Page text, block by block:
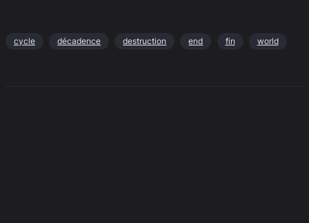
cycle décadence destruction end fin world